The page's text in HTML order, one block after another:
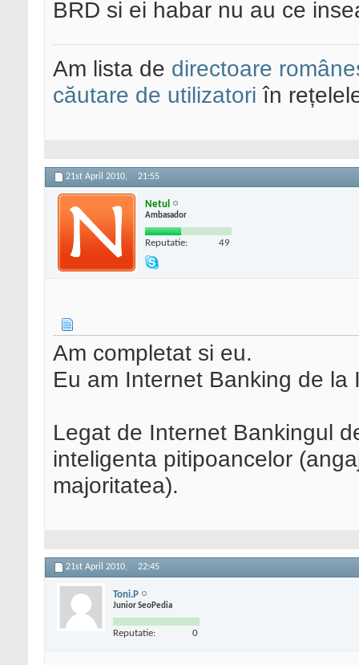
BRD si ei habar nu au ce
Am lista de directoare
căutare de utilizatori în
21st April 2010, 21:55
Netul
Ambasador
Reputatie: 49
Am completat si eu.
Eu am Internet Banking de la
Legat de Internet Bankingul
inteligenta pitipoancelor
majoritatea).
21st April 2010, 22:45
Toni.P
Junior SeoPedia
Reputatie: 0